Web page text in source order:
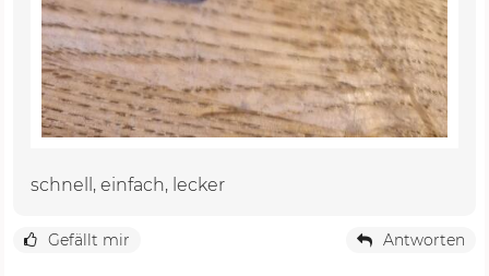
schnell, einfach, lecker
Gefällt mir Antworten